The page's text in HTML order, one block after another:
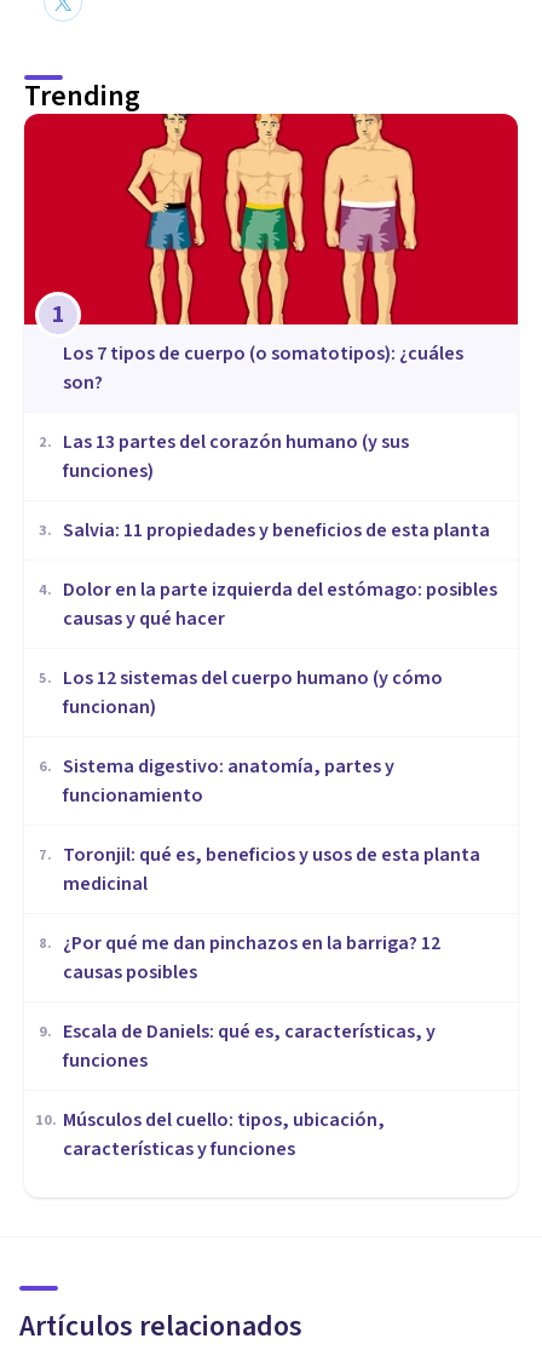
Trending
1
​Los 7 tipos de cuerpo (o somatotipos): ¿cuáles
son?
2.
Las 13 partes del corazón humano (y sus
funciones)
3. Salvia: 11 propiedades y beneficios de esta planta
4.
Dolor en la parte izquierda del estómago: posibles
causas y qué hacer
5.
Los 12 sistemas del cuerpo humano (y cómo
funcionan)
6. Sistema digestivo: anatomía, partes y
funcionamiento
7.
Toronjil: qué es, beneficios y usos de esta planta
medicinal
8.
¿Por qué me dan pinchazos en la barriga? 12
causas posibles
9.
Escala de Daniels: qué es, características, y
funciones
10. Músculos del cuello: tipos, ubicación,
características y funciones
Artículos relacionados
Tramadol: características y
analgésico